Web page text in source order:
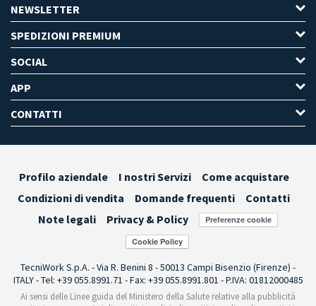
NEWSLETTER
SPEDIZIONI PREMIUM
SOCIAL
APP
CONTATTI
Profilo aziendale I nostri Servizi
Come acquistare
Condizioni di vendita
Domande frequenti
Contatti
Note legali
Privacy & Policy Preferenze cookie
TecniWork S.p.A. - Via R. Benini 8 - 50013 Campi Bisenzio (Firenze) -
ITALY - Tel: +39 055.8991.71 - Fax: +39 055.8991.801 - P.IVA: 01812000485
Ai sensi delle Linee guida del Ministero della Salute relative alla pubblicità